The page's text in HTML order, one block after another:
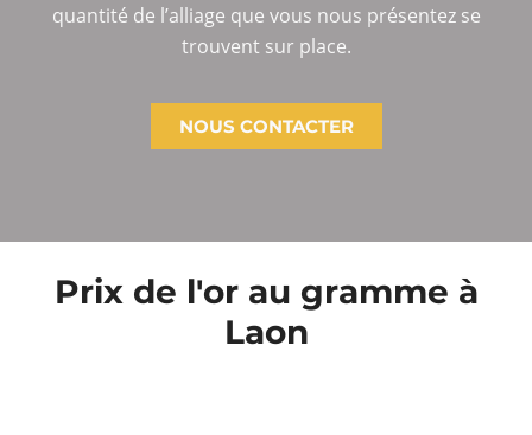
quantité de l’alliage que vous nous présentez se
trouvent sur place.
NOUS CONTACTER
Prix de l'or au gramme à
Laon